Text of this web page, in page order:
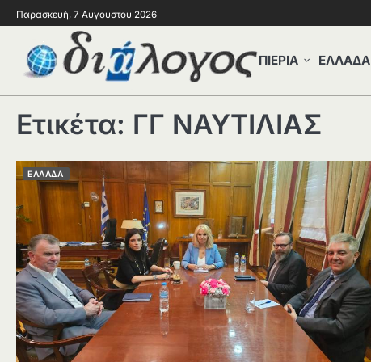
Παρασκευή, 7 Αυγούστου 2026
ΠΙΕΡΙΑ ΕΛΛΑΔΑ
Ετικέτα: ΓΓ ΝΑΥΤΙΛΙΑΣ
ΕΛΛΑΔΑ